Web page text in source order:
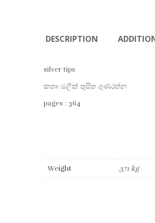
DESCRIPTION
silver tips
කතෘ :මලික් තුසිත ගුණරත්න
pages : 364
Weight .371 kg